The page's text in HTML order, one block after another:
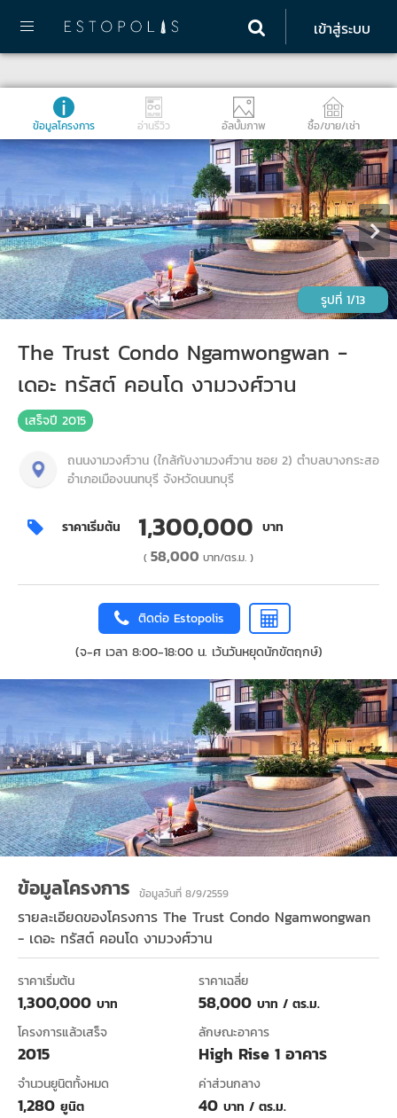
เข้าสู่ระบบ
ข้อมูลโครงการ อ่านรีวิว อัลบั้มภาพ ซื้อ/ขาย/เช่า
1/13
The Trust Condo Ngamwongwan -
เดอะ ทรัสต์ คอนโด งามวงศ์วาน
เสร็จปี 2015
ถนนงามวงศ์วาน (ใกล้กับงามวงศ์วาน ซอย 2) ตำบลบางกระสอ
อำเภอเมืองนนทบุรี จังหวัดนนทบุรี
ราคาเริ่มต้น 1,300,000 บาท
( 58,000 บาท/ตร.ม. )
ติดต่อ Estopolis
(จ-ศ เวลา 8:00-18:00 น. เว้นวันหยุดนักขัตฤกษ์)
ข้อมูลโครงการ ข้อมูลวันที่ 8/9/2559
รายละเอียดของโครงการ The Trust Condo Ngamwongwan
- เดอะ ทรัสต์ คอนโด งามวงศ์วาน
ราคาเริ่มต้น
1,300,000 บาท
ราคาเฉลี่ย
58,000 บาท / ตร.ม.
โครงการแล้วเสร็จ
2015
ลักษณะอาคาร
High Rise 1 อาคาร
จำนวนยูนิตทั้งหมด
1,280 ยูนิต
ค่าส่วนกลาง
40 บาท / ตร.ม.